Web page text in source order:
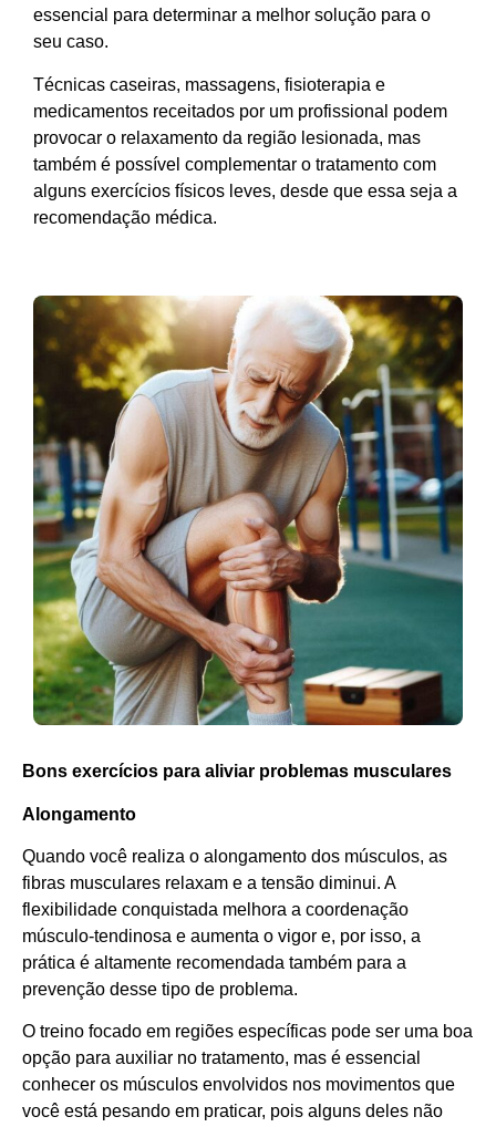
essencial para determinar a melhor solução para o
seu caso.
Técnicas caseiras, massagens, fisioterapia e
medicamentos receitados por um profissional podem
provocar o relaxamento da região lesionada, mas
também é possível complementar o tratamento com
alguns exercícios físicos leves, desde que essa seja a
recomendação médica.
Bons exercícios para aliviar problemas musculares
Alongamento
Quando você realiza o alongamento dos músculos, as
fibras musculares relaxam e a tensão diminui. A
flexibilidade conquistada melhora a coordenação
músculo-tendinosa e aumenta o vigor e, por isso, a
prática é altamente recomendada também para a
prevenção desse tipo de problema.
O treino focado em regiões específicas pode ser uma boa
opção para auxiliar no tratamento, mas é essencial
conhecer os músculos envolvidos nos movimentos que
você está pesando em praticar, pois alguns deles não